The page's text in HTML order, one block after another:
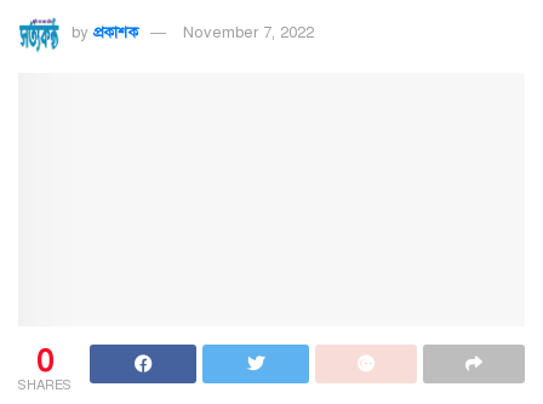
by প্রকাশক November 7, 2022
0
SHARES